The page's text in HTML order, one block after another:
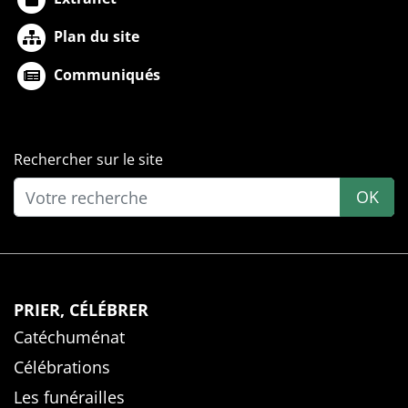
Plan du site
Communiqués
Rechercher sur le site
OK
PRIER, CÉLÉBRER
Catéchuménat
Célébrations
Les funérailles